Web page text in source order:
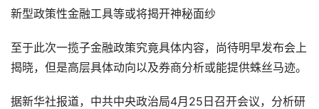
新型政策性金融工具等或将揭开神秘面纱
至于此次一揽子金融政策究竟具体内容，尚待明早发布会上
揭晓，但是高层具体动向以及券商分析或能提供蛛丝马迹。
据新华社报道，中共中央政治局4月25日召开会议，分析研